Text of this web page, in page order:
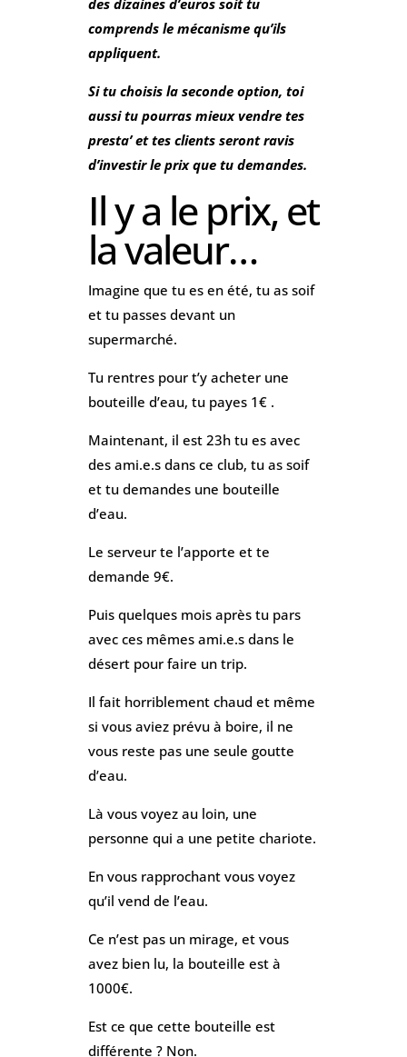
comprends le mécanisme qu’ils
appliquent.
Si tu choisis la seconde option, toi
aussi tu pourras mieux vendre tes
presta’ et tes clients seront ravis
d’investir le prix que tu demandes.
Il y a le prix, et
la valeur…
Imagine que tu es en été, tu as soif
et tu passes devant un
supermarché.
Tu rentres pour t’y acheter une
bouteille d’eau, tu payes 1€ .
Maintenant, il est 23h tu es avec
des ami.e.s dans ce club, tu as soif
et tu demandes une bouteille
d’eau.
Le serveur te l’apporte et te
demande 9€.
Puis quelques mois après tu pars
avec ces mêmes ami.e.s dans le
désert pour faire un trip.
Il fait horriblement chaud et même
si vous aviez prévu à boire, il ne
vous reste pas une seule goutte
d’eau.
Là vous voyez au loin, une
personne qui a une petite chariote.
En vous rapprochant vous voyez
qu’il vend de l’eau.
Ce n’est pas un mirage, et vous
avez bien lu, la bouteille est à
1000€.
Est ce que cette bouteille est
différente ? Non.